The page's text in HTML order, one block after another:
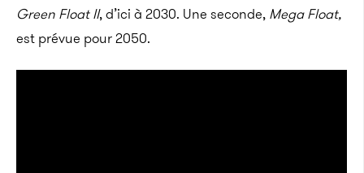
Green Float II, d’ici à 2030. Une seconde, Mega Float,
est prévue pour 2050.